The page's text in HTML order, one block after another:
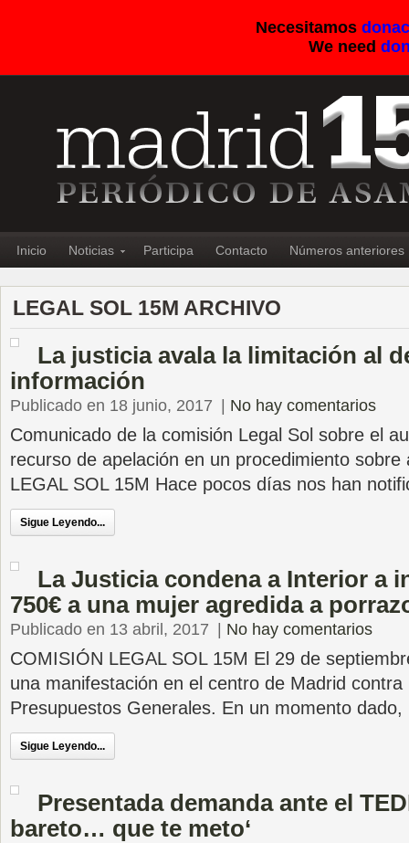
Necesitamos
We need
Inicio Noticias Participa Contacto Números anteriores
LEGAL SOL 15M ARCHIVO
La justicia avala la limitación al
información
Publicado en 18 junio, 2017 No hay comentarios
Comunicado de la comisión Legal Sol sobre el
recurso de apelación en un procedimiento sobre
LEGAL SOL 15M Hace pocos días nos han
Sigue Leyendo...
La Justicia condena a Interior a
750€ a una mujer agredida a
Publicado en 13 abril, 2017 No hay comentarios
COMISIÓN LEGAL SOL 15M El 29 de
una manifestación en el centro de Madrid
Presupuestos Generales. En un momento
Sigue Leyendo...
Presentada demanda ante el
bareto… que te meto‘